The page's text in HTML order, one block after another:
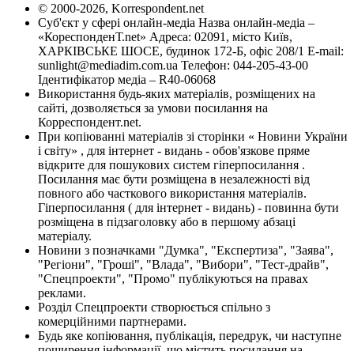
© 2000-2026, Korrespondent.net
Суб'єкт у сфері онлайн-медіа Назва онлайн-медіа –
«КореспонденТ.net» Адреса: 02091, місто Київ,
ХАРКІВСЬКЕ ШОСЕ, будинок 172-Б, офіс 208/1 E-mail:
sunlight@mediadim.com.ua Телефон: 044-205-43-00
Ідентифікатор медіа – R40-06068
Використання будь-яких матеріалів, розміщених на
сайті, дозволяється за умови посилання на
Корреспондент.net.
При копіюванні матеріалів зі сторінки « Новини України
і світу» , для інтернет - видань - обов'язкове пряме
відкрите для пошукових систем гіперпосилання .
Посилання має бути розміщена в незалежності від
повного або часткового використання матеріалів.
Гіперпосилання ( для інтернет - видань) - повинна бути
розміщена в підзаголовку або в першому абзаці
матеріалу.
Новини з позначками "Думка", "Експертиза", "Заява",
"Регіони", "Гроші", "Влада", "Вибори", "Тест-драйв",
"Спецпроекти", "Промо" публікуються на правах
реклами.
Розділ Спецпроекти створюється спільно з
комерційними партнерами.
Будь яке копіювання, публікація, передрук, чи наступне